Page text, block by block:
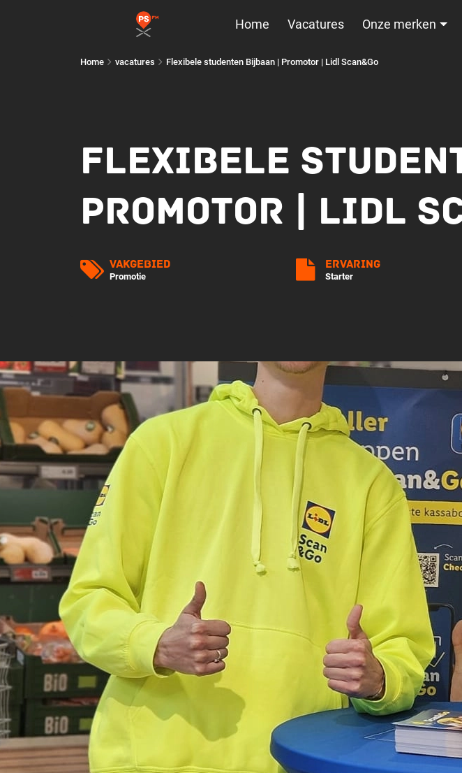
Home Vacatures Onze merken
Home vacatures Flexibele studenten Bijbaan | Promotor | Lidl Scan&Go
FLEXIBELE
PROMOTOR | LIDL
Vakgebied
Promotie
Ervaring
Starter